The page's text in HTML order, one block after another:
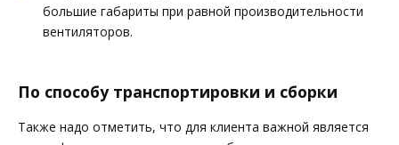
большие габариты при равной производительности
вентиляторов.
По способу транспортировки и сборки
Также надо отметить, что для клиента важной является